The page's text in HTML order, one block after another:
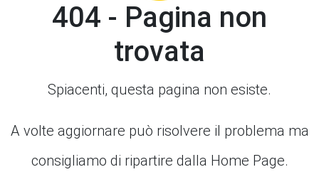
404 - Pagina non
trovata
Spiacenti, questa pagina non esiste.
A volte aggiornare può risolvere il problema ma
consigliamo di ripartire dalla Home Page.